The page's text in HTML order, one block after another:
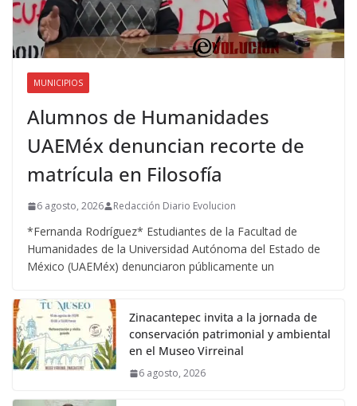
MUNICIPIOS
Alumnos de Humanidades
UAEMéx denuncian recorte de
matrícula en Filosofía
6 agosto, 2026 Redacción Diario Evolucion
*Fernanda Rodríguez* Estudiantes de la Facultad de
Humanidades de la Universidad Autónoma del Estado de
México (UAEMéx) denunciaron públicamente un
Zinacantepec invita a la jornada de
conservación patrimonial y ambiental
en el Museo Virreinal
6 agosto, 2026